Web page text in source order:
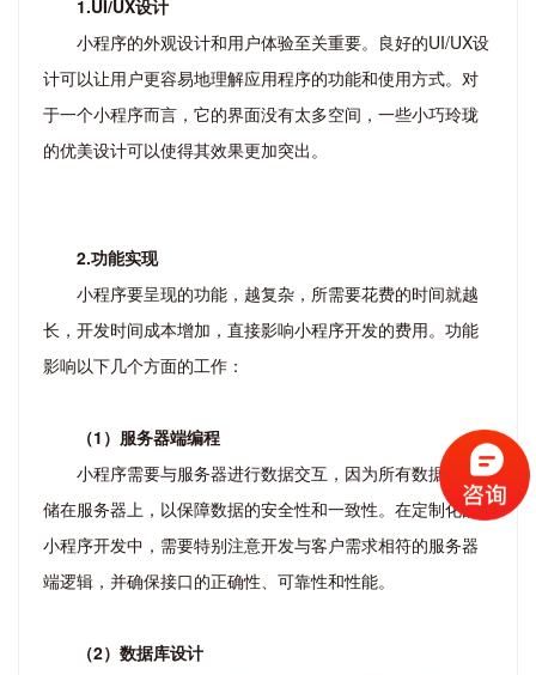
1.UI/UX设计
小程序的外观设计和用户体验至关重要。良好的UI/UX设
计可以让用户更容易地理解应用程序的功能和使用方式。对
于一个小程序而言，它的界面没有太多空间，一些小巧玲珑
的优美设计可以使得其效果更加突出。
2.功能实现
小程序要呈现的功能，越复杂，所需要花费的时间就越
长，开发时间成本增加，直接影响小程序开发的费用。功能
影响以下几个方面的工作：
（1）服务器端编程
小程序需要与服务器进行数据交互，因为所有数据都存
储在服务器上，以保障数据的安全性和一致性。在定制化的
小程序开发中，需要特别注意开发与客户需求相符的服务器
端逻辑，并确保接口的正确性、可靠性和性能。
（2）数据库设计